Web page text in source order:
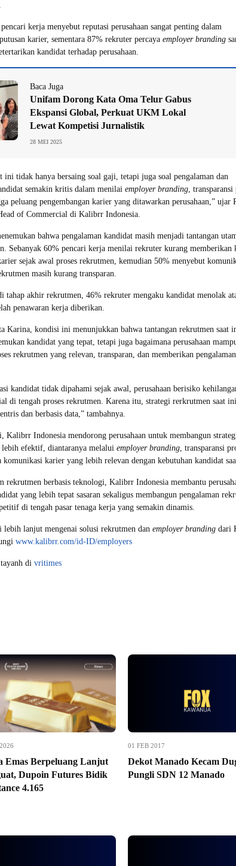
kerja menyebut reputasi perusahaan sangat penting dalam
karier, sementara 87% rekruter percaya employer branding
kandidat terhadap perusahaan.
Baca Juga
Unifam Dorong Kata Oma Telur Gabus
Ekspansi Global, Perkuat UKM Lokal
Lewat Kompetisi Jurnalistik
28 MEI 2025
ini tidak hanya bersaing soal gaji, tetapi juga soal pengalaman dan
semakin kritis dalam menilai employer branding, transparansi
peluang pengembangan karier yang ditawarkan perusahaan,” ujar
of Commercial di Kalibrr Indonesia.
bahwa pengalaman kandidat masih menjadi tantangan
Sebanyak 60% pencari kerja menilai rekruter kurang memberikan
sejak awal proses rekrutmen, kemudian 50% menyebut
masih kurang transparan.
tahap akhir rekrutmen, 46% rekruter mengaku kandidat menolak
penawaran kerja diberikan.
Karina, kondisi ini menunjukkan bahwa tantangan rekrutmen saat
kandidat yang tepat, tetapi juga bagaimana perusahaan
rekrutmen yang relevan, transparan, dan memberikan
kandidat tidak dipahami sejak awal, perusahaan berisiko
di tengah proses rekrutmen. Karena itu, strategi rerkrutmen saat
dan berbasis data,” tambahnya.
Kalibrr Indonesia mendorong perusahaan untuk membangun
lebih efektif, diantaranya melalui employer branding, transparansi
komunikasi karier yang lebih relevan dengan kebutuhan kandidat
rekrutmen berbasis teknologi, Kalibrr Indonesia membantu
yang lebih tepat sasaran sekaligus membangun pengalaman
di tengah pasar tenaga kerja yang semakin dinamis.
lanjut mengenai solusi rekrutmen dan employer branding dari
www.kalibrr.com/id-ID/employers
di vritimes
Emas Berpeluang Lanjut
Dupoin Futures Bidik
4.165
01 FEB 2017
Dekot Manado Kecam
Pungli SDN 12 Manado